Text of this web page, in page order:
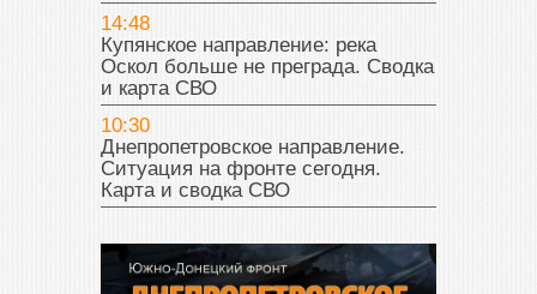
14:48
Купянское направление: река
Оскол больше не преграда. Сводка
и карта СВО
10:30
Днепропетровское направление.
Ситуация на фронте сегодня.
Карта и сводка СВО